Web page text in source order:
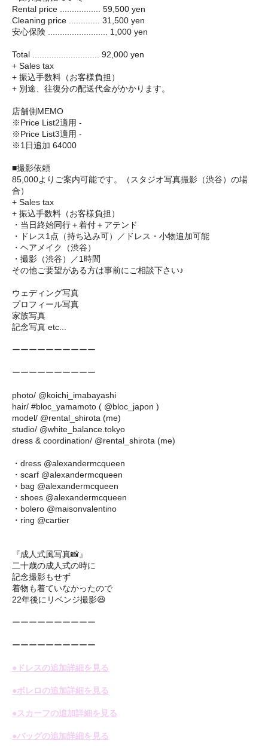
Rental price ................. 59,500 yen
Cleaning price ............. 31,500 yen
安心保険 ......................... 1,000 yen
Total ............................ 92,000 yen
+ Sales tax
+ 振込手数料（お客様負担）
+ 別途、往復分の配送代金がかかります。
店舗側MEMO
※Price List2適用 -
※Price List3適用 -
※1日追加 64000
■撮影依頼
85,000よりご案内可能です。（スタジオ写真撮影（渋谷）の場
合）
+ Sales tax
+ 振込手数料（お客様負担）
・当日終始同行＋着付＋アテンド
・ドレス1点（持ち込み可）／ドレス・小物追加可能
・ヘアメイク（渋谷）
・撮影（渋谷）／1時間
その他ご要望がある方は事前にご相談下さい♪
ウェディング写真
プロフィール写真
家族写真
記念写真 etc...
ーーーーーーーーーー
ーーーーーーーーーー
photo/ @koichi_imabayashi
hair/ #bloc_yamamoto ( @bloc_japon )
model/ @rental_shirota (me)
studio/ @white_balance.tokyo
dress & coordination/ @rental_shirota (me)
・dress @alexandermcqueen
・scarf @alexandermcqueen
・bag @alexandermcqueen
・shoes @alexandermcqueen
・bolero @maisonvalentino
・ring @cartier
『成人式風写真📸』
二十歳の成人式の時に
記念撮影もせず
着物も着ていなかったので
22年後にリベンジ撮影😆
ーーーーーーーーーー
ーーーーーーーーーー
●ドレスの追加詳細を見る
●ボレロの追加詳細を見る
●スカーフの追加詳細を見る
●バッグの追加詳細を見る